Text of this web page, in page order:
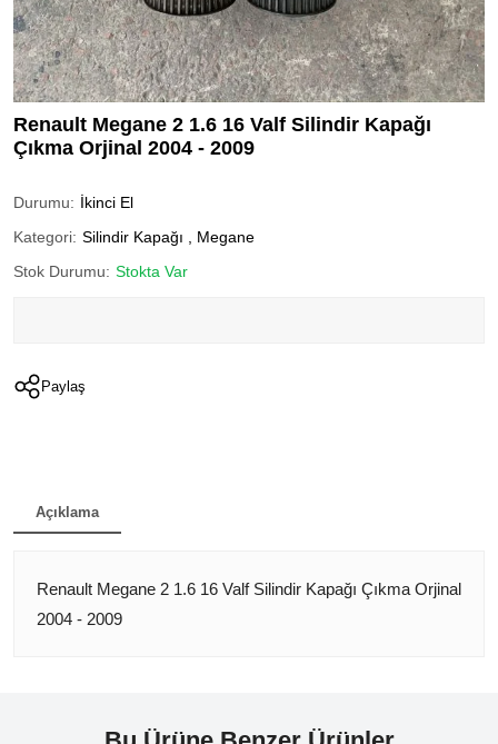
Renault Megane 2 1.6 16 Valf Silindir Kapağı
Çıkma Orjinal 2004 - 2009
Durumu: İkinci El
Kategori: Silindir Kapağı , Megane
Stok Durumu: Stokta Var
Paylaş
Açıklama
Renault Megane 2 1.6 16 Valf Silindir Kapağı Çıkma Orjinal
2004 - 2009